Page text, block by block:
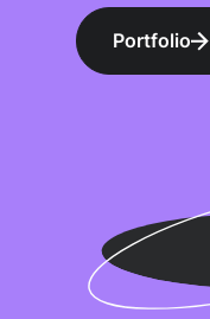
Portfolio